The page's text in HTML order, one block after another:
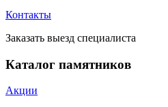
Контакты
Заказать выезд специалиста
Каталог памятников
Акции